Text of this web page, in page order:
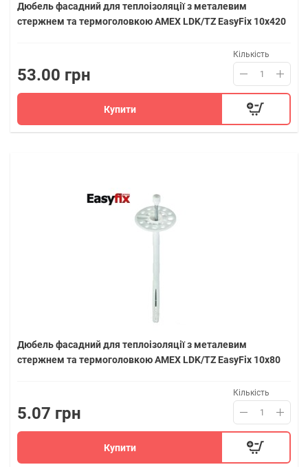
Дюбель фасадний для теплоізоляції з металевим
стержнем та термоголовкою AMEX LDK/TZ EasyFix 10х420
53.00 грн
Кількість
Купити
Дюбель фасадний для теплоізоляції з металевим
стержнем та термоголовкою AMEX LDK/TZ EasyFix 10х80
5.07 грн
Кількість
Купити